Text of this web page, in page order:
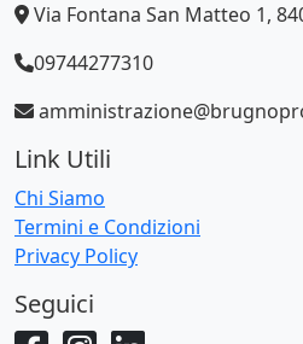
Via Fontana San Matteo 1,
09744277310
Link Utili
Chi Siamo
Termini e Condizioni
Privacy Policy
Seguici